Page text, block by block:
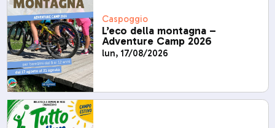
Caspoggio
L’eco della montagna –
Adventure Camp 2026
lun, 17/08/2026